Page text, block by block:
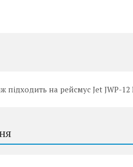
на рейсмус Jet JWP-12